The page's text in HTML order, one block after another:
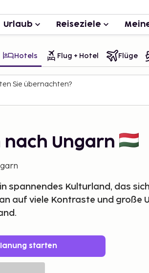
Urlaub Reiseziele
Hotels Flug + Hotel Flüge
Sie übernachten?
nach Ungarn
spannendes Kulturland, das
auf viele Kontraste und große
starten